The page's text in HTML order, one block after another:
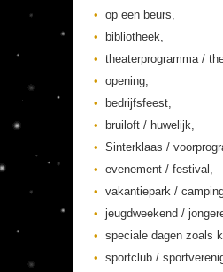
op een beurs,
bibliotheek,
theaterprogramma /
opening,
bedrijfsfeest,
bruiloft / huwelijk,
Sinterklaas /
evenement / festival,
vakantiepark /
jeugdweekend /
speciale dagen zoals
sportclub /